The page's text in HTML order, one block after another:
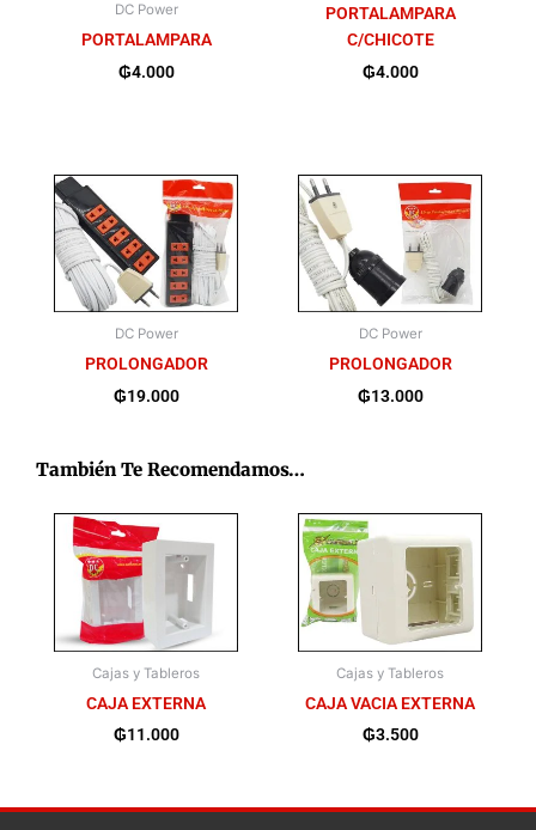
DC Power
PORTALAMPARA
₲4.000
PORTALAMPARA
C/CHICOTE
₲4.000
DC Power
PROLONGADOR
₲19.000
DC Power
PROLONGADOR
₲13.000
También Te Recomendamos…
Cajas y Tableros
CAJA EXTERNA
₲11.000
Cajas y Tableros
CAJA VACIA EXTERNA
₲3.500